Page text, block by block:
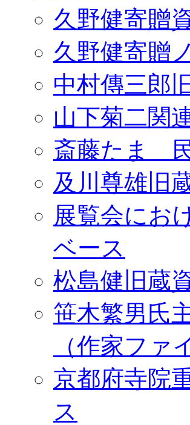
久野健寄贈
久野健寄贈
中村傳三郎
山下菊二関
斎藤たま
及川尊雄旧
展覧会にお
ベース
松島健旧蔵
笹木繁男氏
（作家ファ
京都府寺院
ス